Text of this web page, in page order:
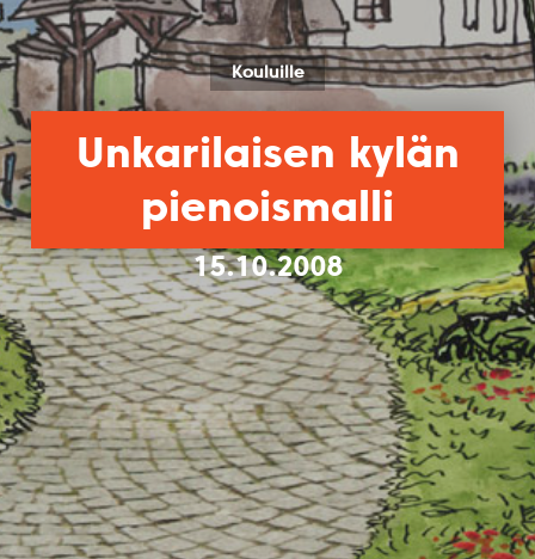
Kouluille
Unkarilaisen kylän
pienoismalli
15.10.2008